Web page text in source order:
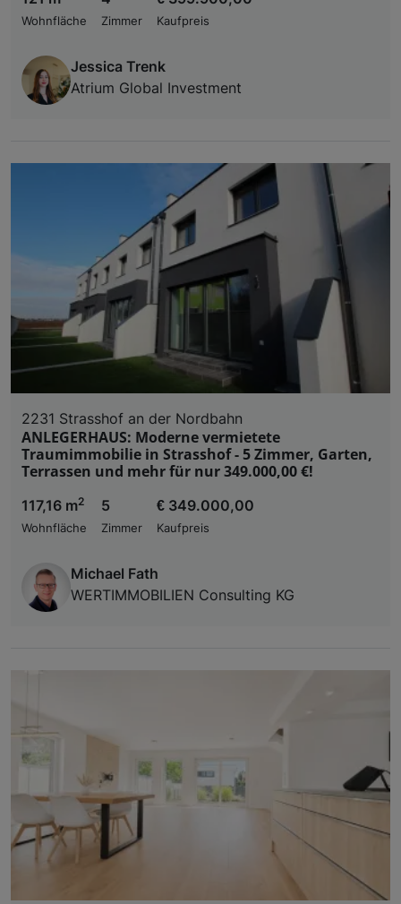
Wohnfläche
Zimmer Kaufpreis
Jessica Trenk
Atrium Global Investment
2231 Strasshof an der Nordbahn
ANLEGERHAUS: Moderne vermietete
Traumimmobilie in Strasshof - 5 Zimmer, Garten,
Terrassen und mehr für nur 349.000,00 €!
117,16 m2
Wohnfläche
5
Zimmer
€ 349.000,00
Kaufpreis
Michael Fath
WERTIMMOBILIEN Consulting KG